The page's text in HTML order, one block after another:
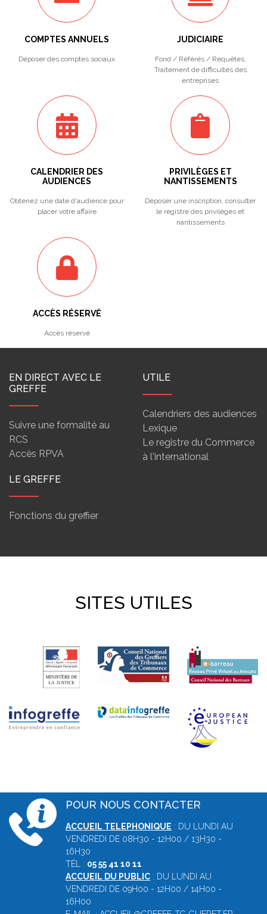
COMPTES ANNUELS
Déposer des comptes sociaux
JUDICIAIRE
Fond / Référés / Requêtes.
Traitement de difficultés des
entreprises
CALENDRIER DES
AUDIENCES
Obtenez une date d'audience pour
placer votre affaire
PRIVILÈGES ET
NANTISSEMENTS
Déposer une inscription, consulter
le registre des privilèges et
nantissements
ACCÈS RÉSERVÉ
Accès réservé
EN DIRECT AVEC LE
GREFFE
Suivre une formalité au
RCS
Accès RPVA
UTILE
Calendriers des audiences
Lexique
Le registre du Commerce
à l'international
LE GREFFE
Fonctions du greffier
SITES UTILES
POUR NOUS CONTACTER
ACCUEIL TELEPHONIQUE : DU LUNDI AU
VENDREDI DE 08H30 - 12H00 / 13H30 -
16H30
TÉL : 05 55 41 10 11
ACCUEIL DU PUBLIC : DU LUNDI AU
VENDREDI DE 09H00 - 12H00 / 14H00 -
16H00